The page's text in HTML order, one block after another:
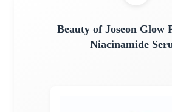
Beauty of Joseon Glow
Niacinamide